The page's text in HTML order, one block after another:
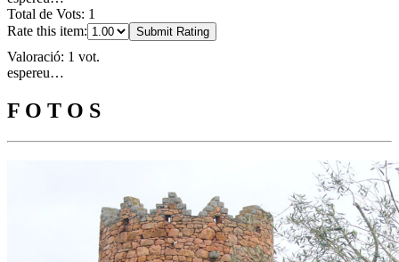
Total de Vots: 1
Rate this item:
Submit Rating
Valoració: 1 vot.
espereu…
F O T O S